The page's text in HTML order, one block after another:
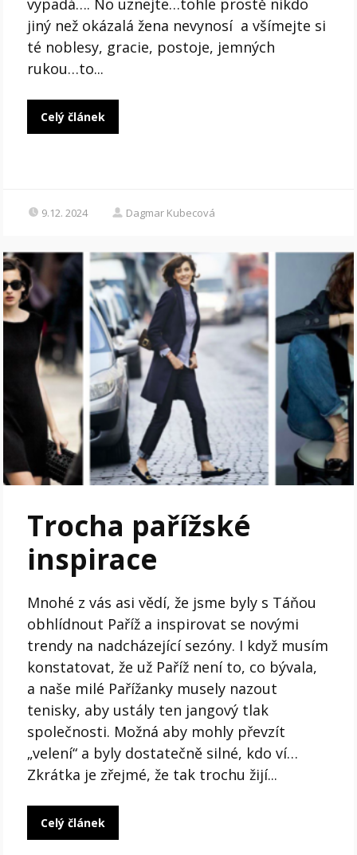
vypadá…. No uznejte…tohle prostě nikdo
jiný než okázalá žena nevynosí a všímejte si
té noblesy, gracie, postoje, jemných
rukou…to...
Celý článek
9.12. 2024 Dagmar Kubecová
Trocha pařížské
inspirace
Mnohé z vás asi vědí, že jsme byly s Táňou
obhlídnout Paříž a inspirovat se novými
trendy na nadcházející sezóny. I když musím
konstatovat, že už Paříž není to, co bývala,
a naše milé Pařížanky musely nazout
tenisky, aby ustály ten jangový tlak
společnosti. Možná aby mohly převzít
„velení“ a byly dostatečně silné, kdo ví…
Zkrátka je zřejmé, že tak trochu žijí...
Celý článek